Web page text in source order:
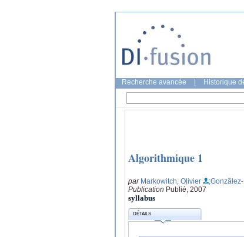
Recherche avancée Historique
Algorithmique 1
par Markowitch, Olivier
Publication Publié, 2007
syllabus
DÉTAILS